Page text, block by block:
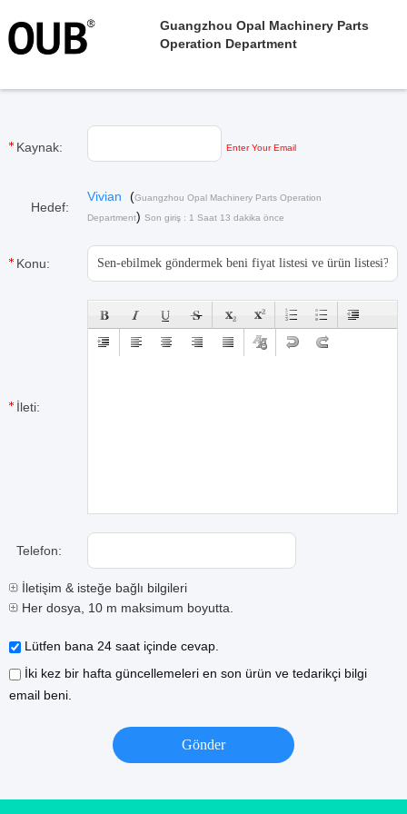
Guangzhou Opal Machinery Parts
Operation Department
Kaynak: Enter Your Email
Hedef:
Vivian (Guangzhou Opal Machinery Parts Operation
Department) Son giriş : 1 Saat 13 dakika önce
Konu:
İleti:
Telefon:
İletişim & isteğe bağlı bilgileri
Her dosya, 10 m maksimum boyutta.
Lütfen bana 24 saat içinde cevap.
İki kez bir hafta güncellemeleri en son ürün ve tedarikçi bilgi
email beni.